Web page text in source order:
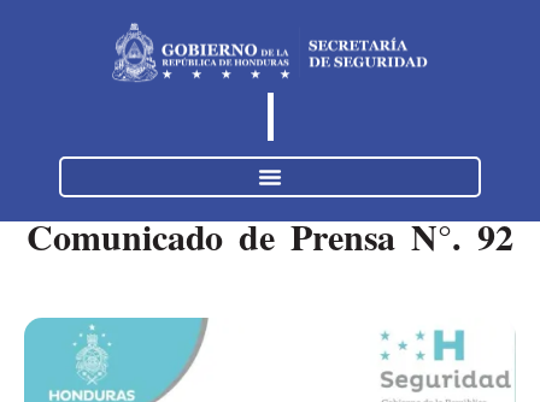
Comunicado de Prensa N°. 92